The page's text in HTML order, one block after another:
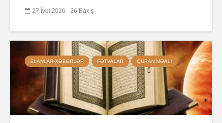
27 İyul 2026 26 Baxış
ELANLAR-XƏBƏRLƏR FƏTVALAR QURAN MƏALI